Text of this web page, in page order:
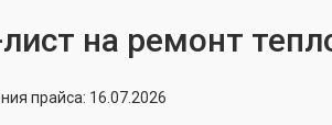
на ремонт
прайса: 16.07.2026